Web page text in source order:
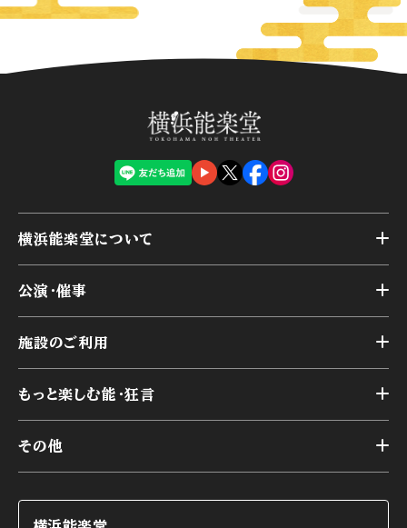
横浜能楽堂について
横浜能楽堂が取り組んだ事業
能舞台の歴史と特徴
様々なお客様に向けて
本舞台座席
交通アクセス
公演・催事
アーカイブ
施設のご利用
第二舞台
研修室
楽屋
もっと楽しむ能・狂言
能舞台と演じ手
その他
コラム